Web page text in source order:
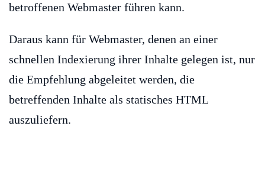
betroffenen Webmaster führen kann.
Daraus kann für Webmaster, denen an einer
schnellen Indexierung ihrer Inhalte gelegen ist, nur
die Empfehlung abgeleitet werden, die
betreffenden Inhalte als statisches HTML
auszuliefern.